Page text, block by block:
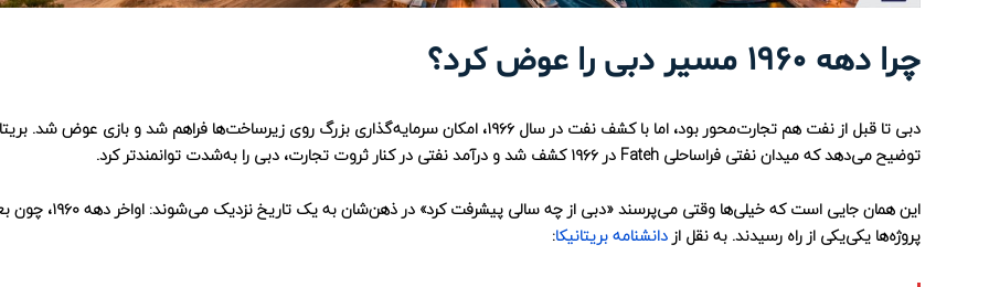
چرا دهه ۱۹۶۰ مسیر دبی را عوض کرد؟
دبی تا قبل از نفت هم تجارت‌محور بود، اما با کشف نفت در سال ۱۹۶۶، امکان سرمایه‌گذاری بزرگ روی زیرساخت‌ها فراهم شد و بازی عوض شد.
توضیح می‌دهد که میدان نفتی فراساحلی Fateh در ۱۹۶۶ کشف شد و درآمد نفتی در کنار ثروت تجارت، دبی را به‌شدت توانمندتر کرد.
این همان جایی است که خیلی‌ها وقتی می‌پرسند «دبی از چه سالی پیشرفت کرد» در
پروژه‌ها یکی‌یکی از راه رسیدند. به نقل از دانشنامه بریتانیکا: